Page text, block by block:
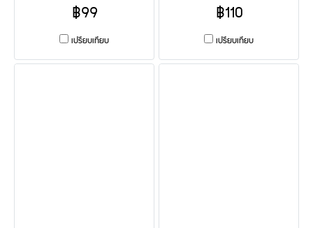
฿99
เปรียบเทียบ
฿110
เปรียบเทียบ